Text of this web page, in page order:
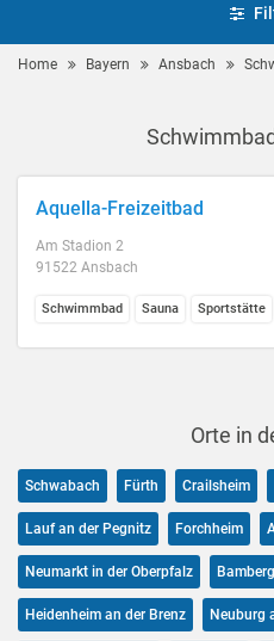
Home Bayern Ansbach
Aquella-Freizeitbad
Am Stadion 2
91522 Ansbach
Schwimmbad Sauna Sportstätte
Orte in
Schwabach Fürth Crailsheim
Lauf an der Pegnitz Forchheim
Neumarkt in der Oberpfalz Bamberg
Heidenheim an der Brenz Neuburg